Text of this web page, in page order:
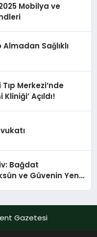
Mobilya ve
Sağlıklı
Merkezi’nde
Açıldı!
Bağdat
ve Güvenin Yeni
Gazetesi